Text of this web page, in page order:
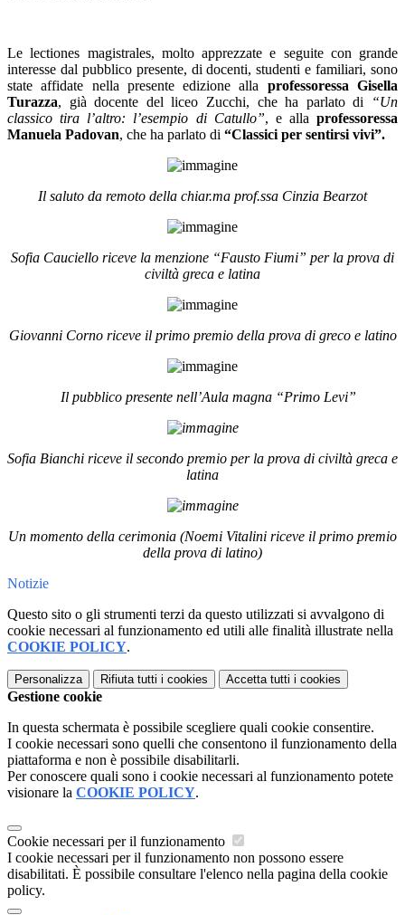
Lelectiones magistrales, molto apprezzate e seguite con grande
interesse dal pubblico presente, di docenti, studenti e familiari, sono
state affidate nella presente edizione alla professoressa Gisella
Turazza, già docente del liceo Zucchi, che ha parlato di
“Un
classico tira l’altro: l’esempio di Catullo”, e alla professoressa
Manuela Padovan, che ha parlato di “Classici per sentirsi vivi”.
Il saluto da remoto della chiar.ma prof.ssa Cinzia Bearzot
Sofia Cauciello riceve la menzione “Fausto Fiumi” per la prova di
civiltà greca e latina
Giovanni Corno riceve il primo premio della prova di greco e latino
Il pubblico presente nell’Aula magna “Primo Levi”
Sofia Bianchi riceve il secondo premio per la prova di civiltà greca e
latina
Un momento della cerimonia (Noemi Vitalini riceve il primo premio
della prova di latino)
Notizie
Questo sito o gli strumenti terzi da questo utilizzati si avvalgono di
cookie necessari al funzionamento ed utili alle finalità illustrate nella
COOKIE POLICY.
Personalizza Rifiuta tutti i cookies Accetta tutti i cookies
Gestione cookie
In questa schermata è possibile scegliere quali cookie consentire.
I cookie necessari sono quelli che consentono il funzionamento della
piattaforma e non è possibile disabilitarli.
Per conoscere quali sono i cookie necessari al funzionamento potete
visionare la COOKIE POLICY.
Cookie necessari per il funzionamento
I cookie necessari per il funzionamento non possono essere
disabilitati. È possibile consultare l'elenco nella pagina della cookie
policy.